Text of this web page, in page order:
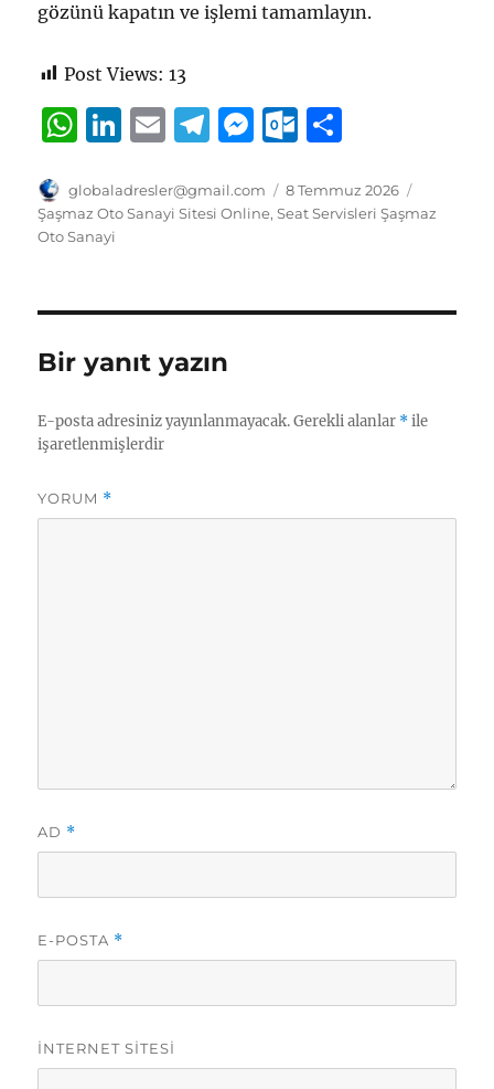
gözünü kapatın ve işlemi tamamlayın.
Post Views: 13
W
at
s
p
Li
k
e
I
E
ai
l
T
e
g
a
M
ss
e
g
O
tl
o
k.
m
a
re
Yazar
globaladresler@gmail.com
Yayın
tarihi
8 Temmuz 2026
Şaşmaz Oto Sanayi Sitesi Online,Seat Servisleri Şaşmaz
Oto Sanayi
Bir yanıt yazın
E-posta adresiniz yayınlanmayacak. Gerekli alanlar *ile
işaretlenmişlerdir
YORUM *
AD *
E-POSTA *
İNTERNET SITESI